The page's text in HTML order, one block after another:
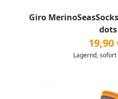
Giro
dots
19,90
Lagernd,